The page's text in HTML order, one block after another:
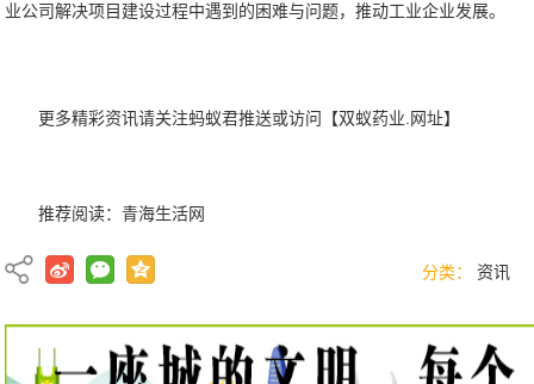
业公司解决项目建设过程中遇到的困难与问题，推动工业企业发展。
更多精彩资讯请关注蚂蚁君推送或访问【双蚁药业.网址】
推荐阅读：青海生活网
分类： 资讯